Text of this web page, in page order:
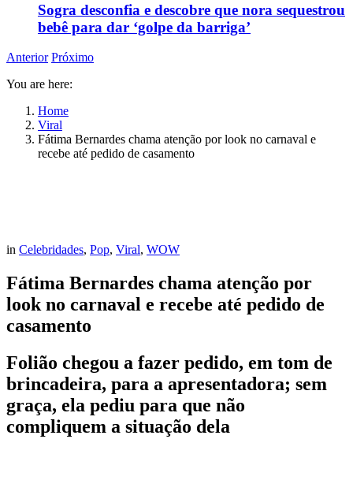
Sogra desconfia e descobre que nora sequestrou
bebê para dar ‘golpe da barriga’
Anterior Próximo
You are here:
Home
Viral
Fátima Bernardes chama atenção por look no carnaval e
recebe até pedido de casamento
in Celebridades, Pop, Viral, WOW
Fátima Bernardes chama atenção por
look no carnaval e recebe até pedido de
casamento
Folião chegou a fazer pedido, em tom de
brincadeira, para a apresentadora; sem
graça, ela pediu para que não
compliquem a situação dela